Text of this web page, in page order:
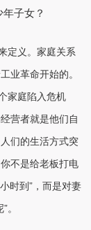
子女？
定义。家庭关系
业革命开始的。
家庭陷入危机
营者就是他们自
们的生活方式突
不是给老板打电
时到”，而是对妻